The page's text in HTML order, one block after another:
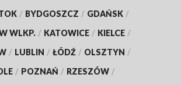
/ BYDGOSZCZ / GDAŃSK /
WLKP. / KATOWICE / KIELCE /
/ LUBLIN / ŁÓDŹ / OLSZTYN /
/ POZNAŃ / RZESZÓW /